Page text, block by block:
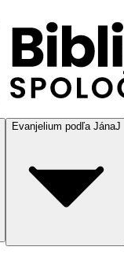
Evanjelium podľa JánaJ